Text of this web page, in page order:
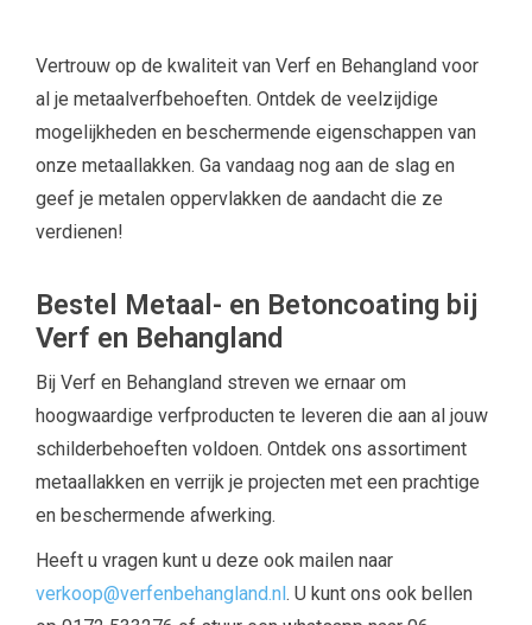
Vertrouw op de kwaliteit van Verf en Behangland voor
al je metaalverfbehoeften. Ontdek de veelzijdige
mogelijkheden en beschermende eigenschappen van
onze metaallakken. Ga vandaag nog aan de slag en
geef je metalen oppervlakken de aandacht die ze
verdienen!
Bestel Metaal- en Betoncoating bij
Verf en Behangland
Bij Verf en Behangland streven we ernaar om
hoogwaardige verfproducten te leveren die aan al jouw
schilderbehoeften voldoen. Ontdek ons assortiment
metaallakken en verrijk je projecten met een prachtige
en beschermende afwerking.
Heeft u vragen kunt u deze ook mailen naar
verkoop@verfenbehangland.nl . U kunt ons ook bellen